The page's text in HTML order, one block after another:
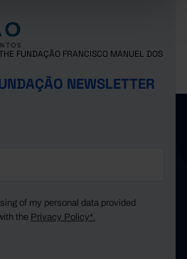
FUNDAÇÃO FRANCISCO MANUEL DOS
NEWSLETTER
of my personal data provided
the Privacy Policy*